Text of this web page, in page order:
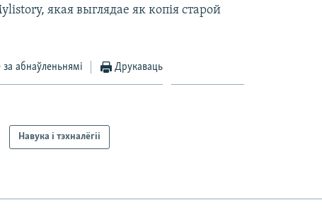
якая выглядае як копія старой
абнаўленьнямі Друкаваць
Навука і тэхналёгіі